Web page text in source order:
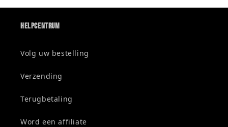
Helpcentrum
Volg uw bestelling
Verzending
Terugbetaling
Word een affiliate